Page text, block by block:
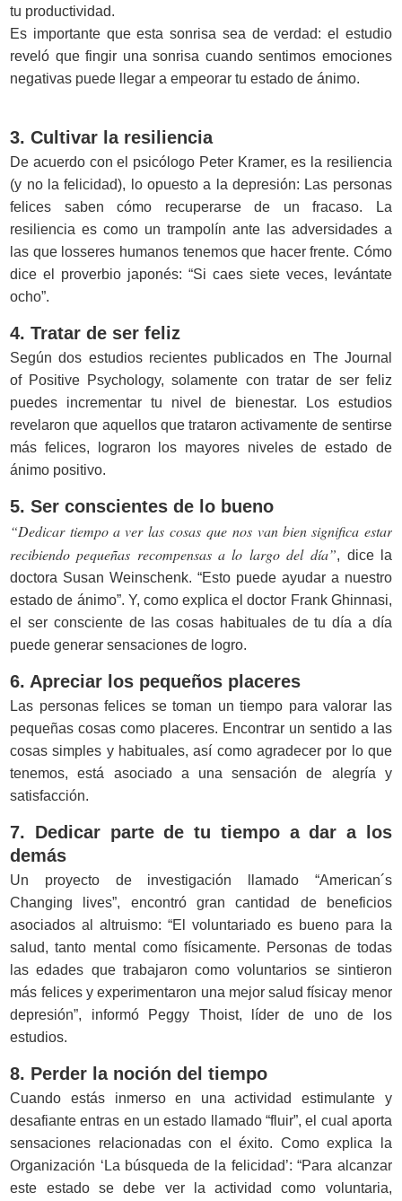
tu productividad.
Es importante que esta sonrisa sea de verdad: el estudio
reveló que fingir una sonrisa cuando sentimos emociones
negativas puede llegar a empeorar tu estado de ánimo.
3. Cultivar la resiliencia
De acuerdo con el psicólogo Peter Kramer, es la resiliencia
(y no la felicidad), lo opuesto a la depresión: Las personas
felices saben cómo recuperarse de un fracaso. La
resiliencia es como un trampolín ante las adversidades a
las que losseres humanos tenemos que hacer frente. Cómo
dice el proverbio japonés: “Si caes siete veces, levántate
ocho”.
4. Tratar de ser feliz
Según dos estudios recientes publicados en The Journal
of Positive Psychology, solamente con tratar de ser feliz
puedes incrementar tu nivel de bienestar. Los estudios
revelaron que aquellos que trataron activamente de sentirse
más felices, lograron los mayores niveles de estado de
ánimo positivo.
5. Ser conscientes de lo bueno
“Dedicar tiempo a ver las cosas que nos van bien significa estar
recibiendo pequeñas recompensas a lo largo del día”, dice la
doctora Susan Weinschenk. “Esto puede ayudar a nuestro
estado de ánimo”. Y, como explica el doctor Frank Ghinnasi,
el ser consciente de las cosas habituales de tu día a día
puede generar sensaciones de logro.
6. Apreciar los pequeños placeres
Las personas felices se toman un tiempo para valorar las
pequeñas cosas como placeres. Encontrar un sentido a las
cosas simples y habituales, así como agradecer por lo que
tenemos, está asociado a una sensación de alegría y
satisfacción.
7. Dedicar parte de tu tiempo a dar a los
demás
Un proyecto de investigación llamado “American´s
Changing lives”, encontró gran cantidad de beneficios
asociados al altruismo: “El voluntariado es bueno para la
salud, tanto mental como físicamente. Personas de todas
las edades que trabajaron como voluntarios se sintieron
más felices y experimentaron una mejor salud físicay menor
depresión”, informó Peggy Thoist, líder de uno de los
estudios.
8. Perder la noción del tiempo
Cuando estás inmerso en una actividad estimulante y
desafiante entras en un estado llamado “fluir”, el cual aporta
sensaciones relacionadas con el éxito. Como explica la
Organización ‘La búsqueda de la felicidad’: “Para alcanzar
este estado se debe ver la actividad como voluntaria,